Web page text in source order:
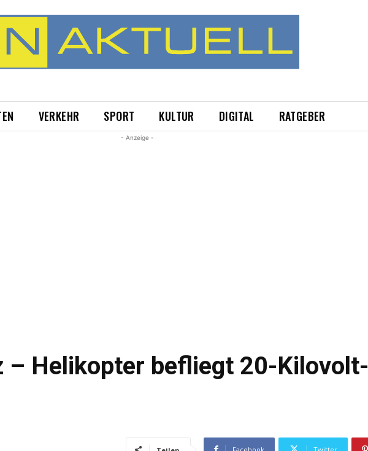
VERKEHR SPORT KULTUR DIGITAL RATGEBER
- Anzeige -
– Helikopter befliegt 20-Kilovolt-